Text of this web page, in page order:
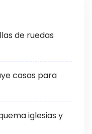
de ruedas
casas para
iglesias y